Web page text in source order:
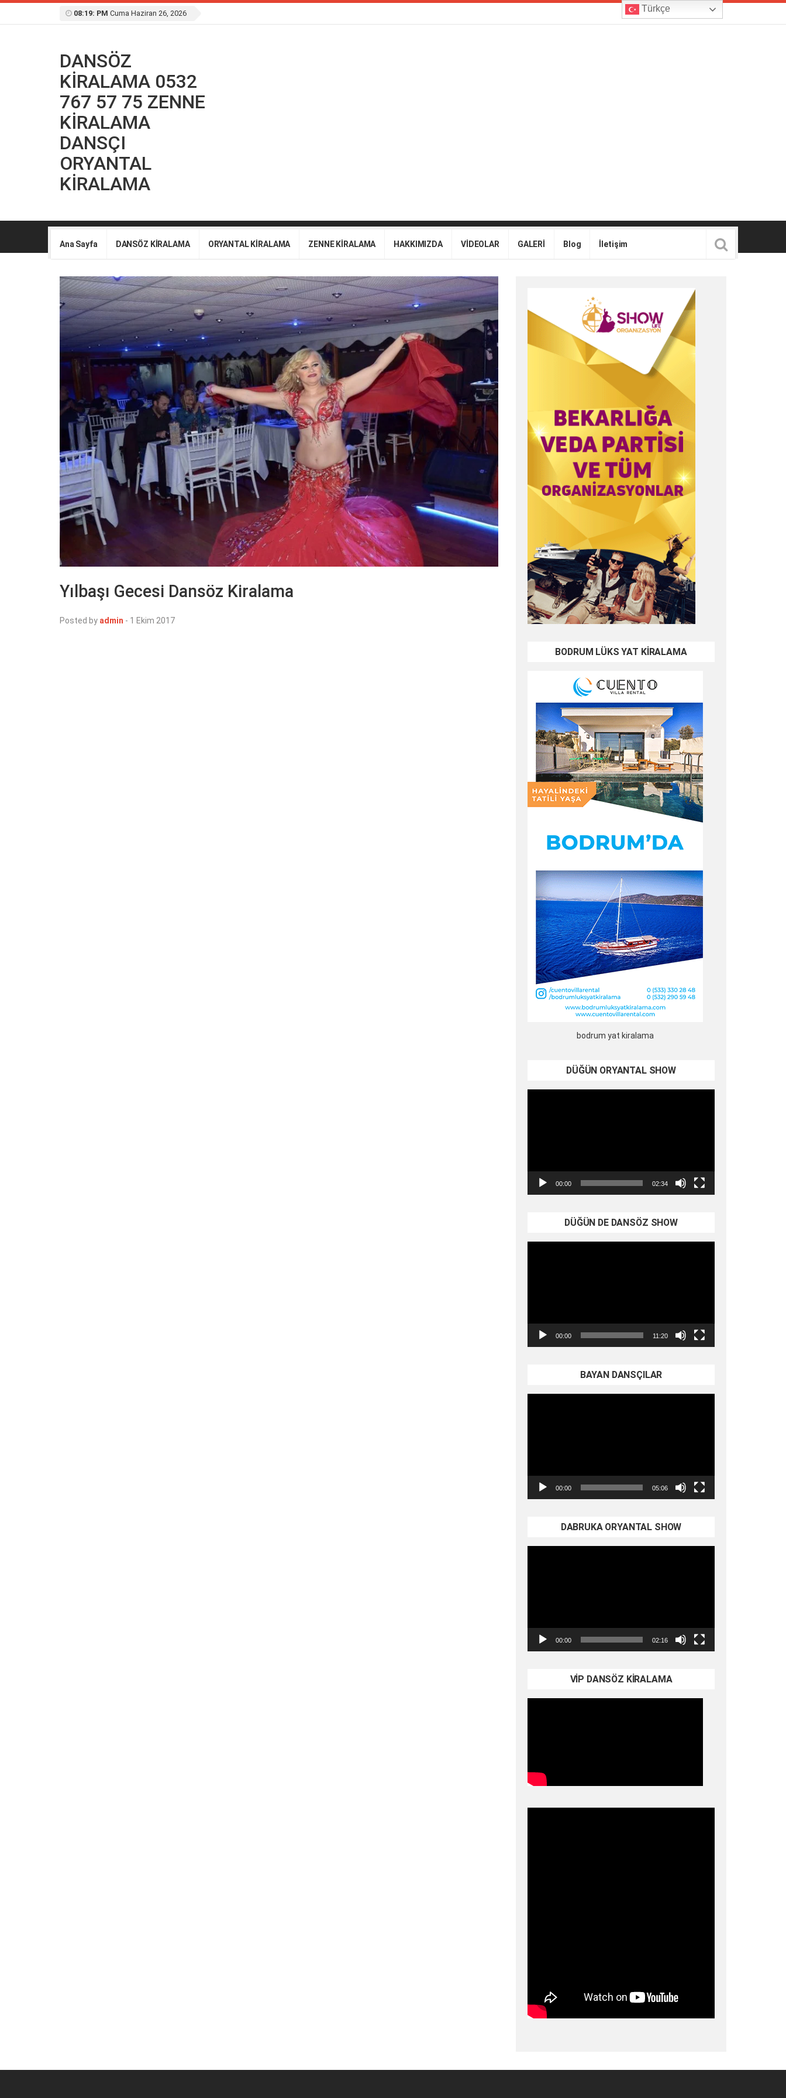
08:19: PM Cuma Haziran 26, 2026
DANSÖZ
KİRALAMA 0532
767 57 75 ZENNE
KİRALAMA
DANSÇI
ORYANTAL
KİRALAMA
Ana Sayfa DANSÖZ KİRALAMA ORYANTAL KİRALAMA ZENNE KİRALAMA HAKKIMIZDA VİDEOLAR GALERİ Blog İletişim
Yılbaşı Gecesi Dansöz Kiralama
Posted by admin - 1 Ekim 2017
BODRUM LÜKS YAT KİRALAMA
bodrum yat kiralama
DÜĞÜN ORYANTAL SHOW
00:00 02:34
DÜĞÜN DE DANSÖZ SHOW
00:00 11:20
BAYAN DANSÇILAR
00:00 05:06
DABRUKA ORYANTAL SHOW
00:00 02:16
VİP DANSÖZ KİRALAMA
Türkçe